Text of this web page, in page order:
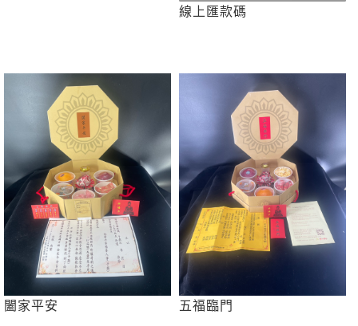
線上匯款碼
闔家平安 五福臨門